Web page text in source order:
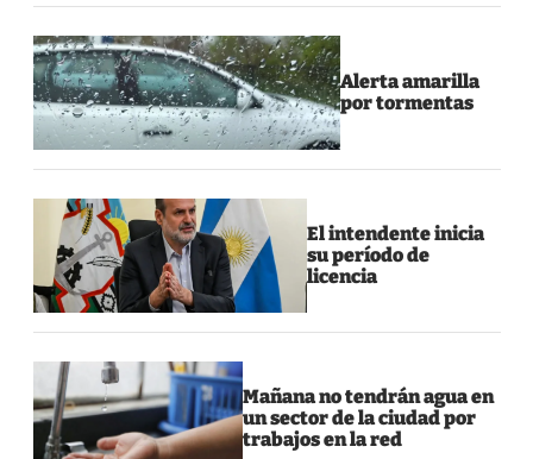
Alerta amarilla
por tormentas
El intendente inicia
su período de
licencia
Mañana no tendrán agua en
un sector de la ciudad por
trabajos en la red